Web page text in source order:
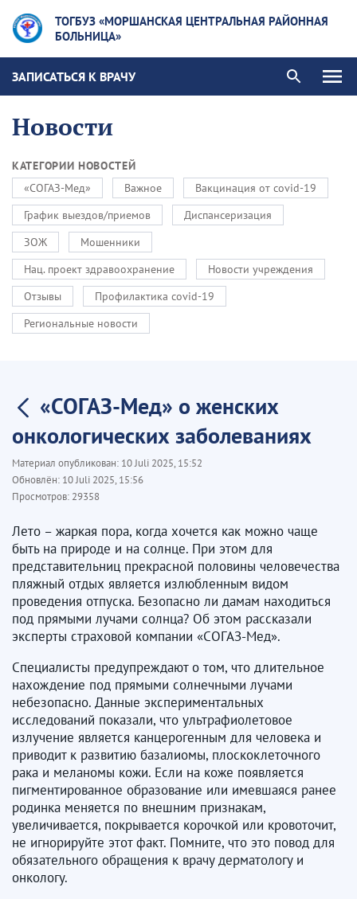
ТОГБУЗ «МОРШАНСКАЯ ЦЕНТРАЛЬНАЯ РАЙОННАЯ
БОЛЬНИЦА»
ЗАПИСАТЬСЯ К ВРАЧУ
Новости
КАТЕГОРИИ НОВОСТЕЙ
«СОГАЗ-Мед»
Важное
Вакцинация от covid-19
График выездов/приемов
Диспансеризация
ЗОЖ
Мошенники
Нац. проект здравоохранение
Новости учреждения
Отзывы
Профилактика covid-19
Региональные новости
«СОГАЗ-Мед» о женских
онкологических заболеваниях
Материал опубликован: 10 Juli 2025, 15:52
Обновлён: 10 Juli 2025, 15:56
Просмотров: 29358
Лето – жаркая пора, когда хочется как можно чаще
быть на природе и на солнце. При этом для
представительниц прекрасной половины человечества
пляжный отдых является излюбленным видом
проведения отпуска. Безопасно ли дамам находиться
под прямыми лучами солнца? Об этом рассказали
эксперты страховой компании «СОГАЗ-Мед».
Специалисты предупреждают о том, что длительное
нахождение под прямыми солнечными лучами
небезопасно. Данные экспериментальных
исследований показали, что ультрафиолетовое
излучение является канцерогенным для человека и
приводит к развитию базалиомы, плоскоклеточного
рака и меланомы кожи. Если на коже появляется
пигментированное образование или имевшаяся ранее
родинка меняется по внешним признакам,
увеличивается, покрывается корочкой или кровоточит,
не игнорируйте этот факт. Помните, что это повод для
обязательного обращения к врачу дерматологу и
онкологу.